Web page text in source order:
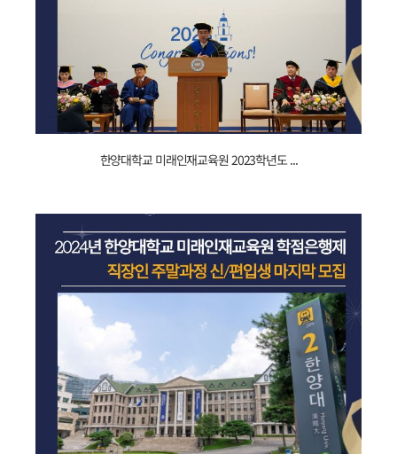
_
학위수여식
이미지.jpg
한양대학교 미래인재교육원 2023학년도 ...